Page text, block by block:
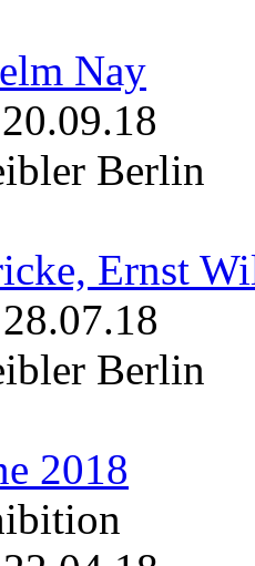
Nay
20.09.18
Berlin
Ernst
28.07.18
Berlin
2018